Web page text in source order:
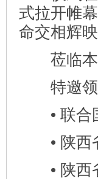
式拉开帷
命交相辉
莅临本
特邀领
• 联合国
• 陕西省
• 陕西省